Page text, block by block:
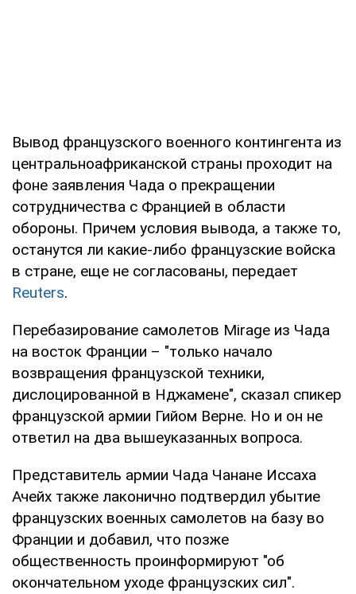
Вывод французского военного контингента из
центральноафриканской страны проходит на
фоне заявления Чада о прекращении
сотрудничества с Францией в области
обороны. Причем условия вывода, а также то,
останутся ли какие-либо французские войска
в стране, еще не согласованы, передает
Reuters.
Перебазирование самолетов Mirage из Чада
на восток Франции – "только начало
возвращения французской техники,
дислоцированной в Нджамене", сказал спикер
французской армии Гийом Верне. Но и он не
ответил на два вышеуказанных вопроса.
Представитель армии Чада Чанане Иссаха
Ачейх также лаконично подтвердил убытие
французских военных самолетов на базу во
Франции и добавил, что позже
общественность проинформируют "об
окончательном уходе французских сил".